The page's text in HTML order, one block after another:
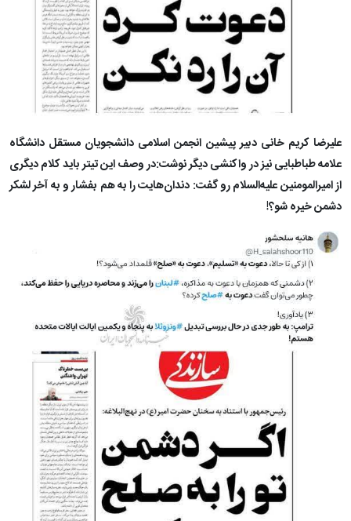
علیرضا کریم خانی دبیر پیشین انجمن اسلامی دانشجویان مستقل دانشگاه
علامه طباطبایی نیز در واکنشی دیگر نوشت:در وصف این تیتر باید کلام دیگری
از امیرالمومنین علیه‌السلام رو گفت: دندان‌هایت را به هم بفشار و به آخر لشکر
دشمن خیره شو؟!